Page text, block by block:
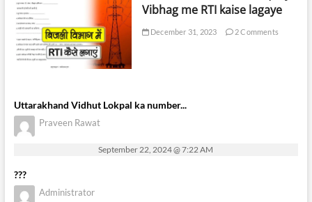
Vibhag me RTI kaise lagaye
December 31, 2023 2 Comments
Uttarakhand Vidhut Lokpal ka number...
Praveen Rawat
September 22, 2024 @ 7:22 AM
???
Administrator